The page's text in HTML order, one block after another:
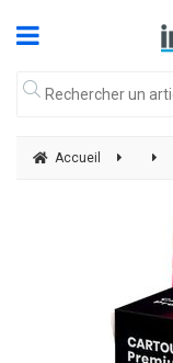
Accueil